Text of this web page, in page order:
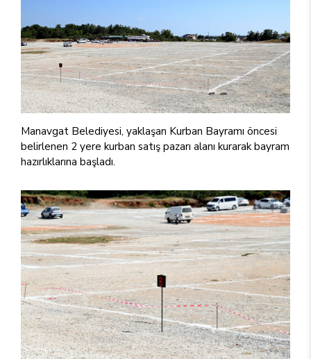
Manavgat Belediyesi, yaklaşan Kurban Bayramı öncesi
belirlenen 2 yere kurban satış pazarı alanı kurarak bayram
hazırlıklarına başladı.